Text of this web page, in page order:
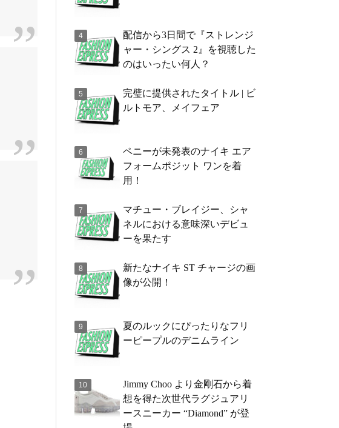
配信から3日間で『ストレンジ
ャー・シングス 2』を視聴した
のはいったい何人？
完璧に提供されたタイトル | ビ
ルトモア、メイフェア
ペニーが未発表のナイキ エア
フォームポジット ワンを着
用！
マチュー・ブレイジー、シャ
ネルにおける意味深いデビュ
ーを果たす
新たなナイキ ST チャージの画
像が公開！
夏のルックにぴったりなフリ
ーピープルのデニムライン
Jimmy Choo より金剛石から着
想を得た次世代ラグジュアリ
ースニーカー “Diamond” が登